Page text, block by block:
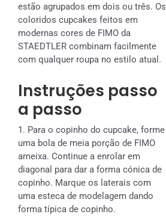
estão agrupados em dois ou três. Os
coloridos cupcakes feitos em
modernas cores de FIMO da
STAEDTLER combinam facilmente
com qualquer roupa no estilo atual.
Instruções passo
a passo
1. Para o copinho do cupcake, forme
uma bola de meia porção de FIMO
ameixa. Continue a enrolar em
diagonal para dar a forma cónica de
copinho. Marque os laterais com
uma esteca de modelagem dando
forma típica de copinho.